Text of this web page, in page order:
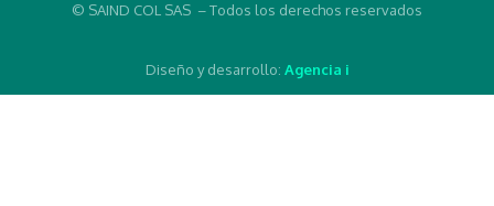
© SAIND COL SAS – Todos los derechos reservados
Diseño y desarrollo: Agencia i